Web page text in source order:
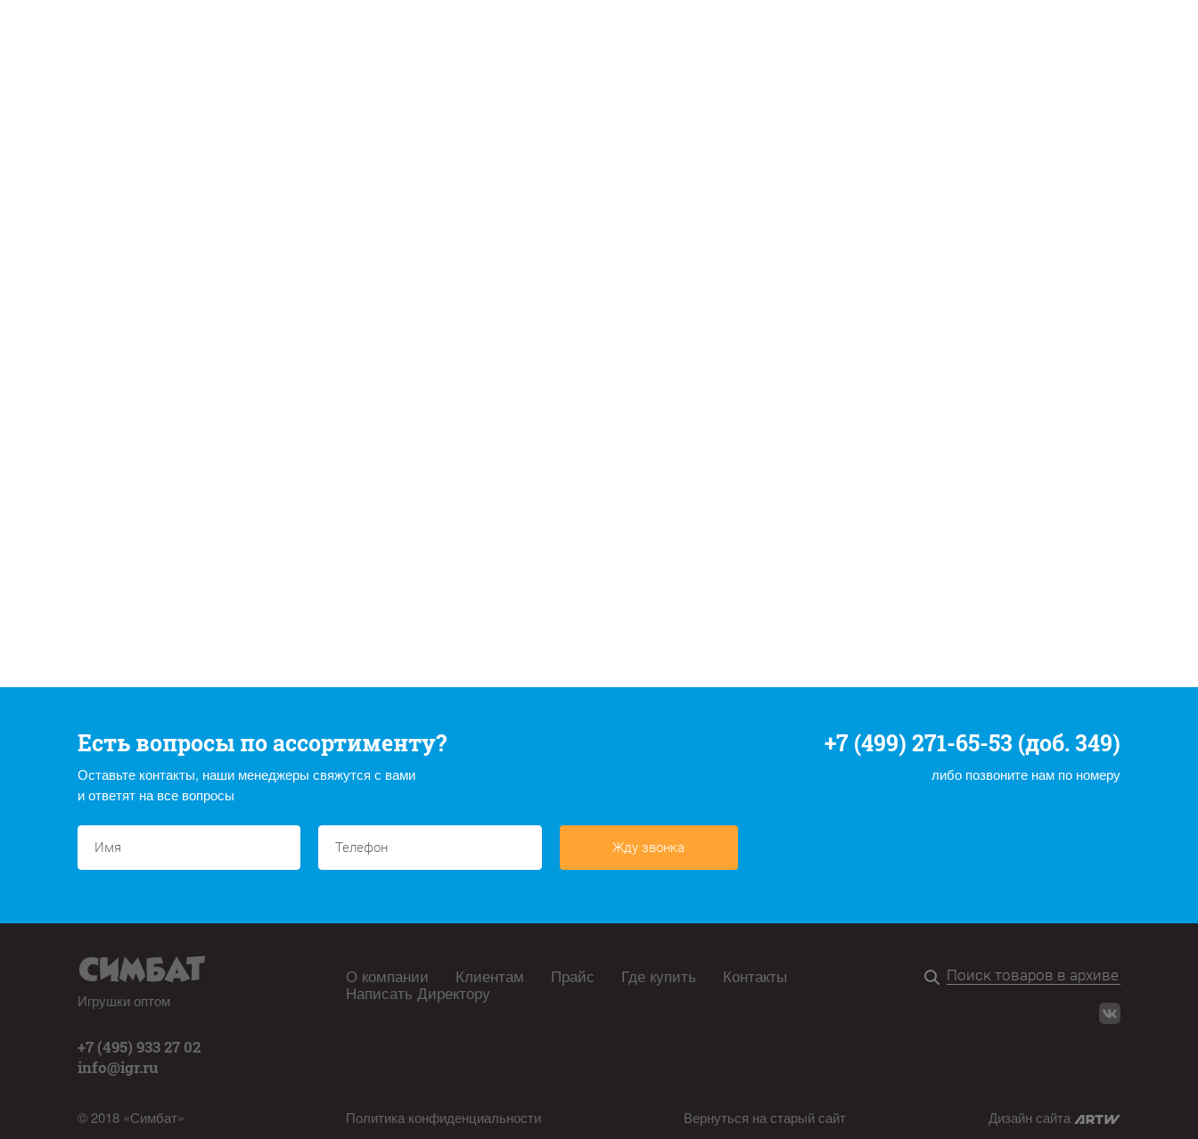
Есть вопросы по ассортименту?
Оставьте контакты, наши менеджеры свяжутся с вами
и ответят на все вопросы
+7 (499) 271-65-53 (доб. 349)
либо позвоните нам по номеру
Жду звонка
Игрушки оптом
+7 (495) 933 27 02
info@igr.ru
© 2018 «Симбат»
О компании Клиентам Прайс Где купить Контакты
Написать Директору
Политика конфиденциальности Вернуться на старый сайт Дизайн сайта